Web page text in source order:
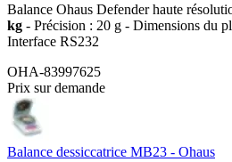
Balance Ohaus Defender haute
kg - Précision : 20 g - Dimensions du
Interface RS232
OHA-83997625
Prix sur demande
Balance dessiccatrice MB23 - Ohaus